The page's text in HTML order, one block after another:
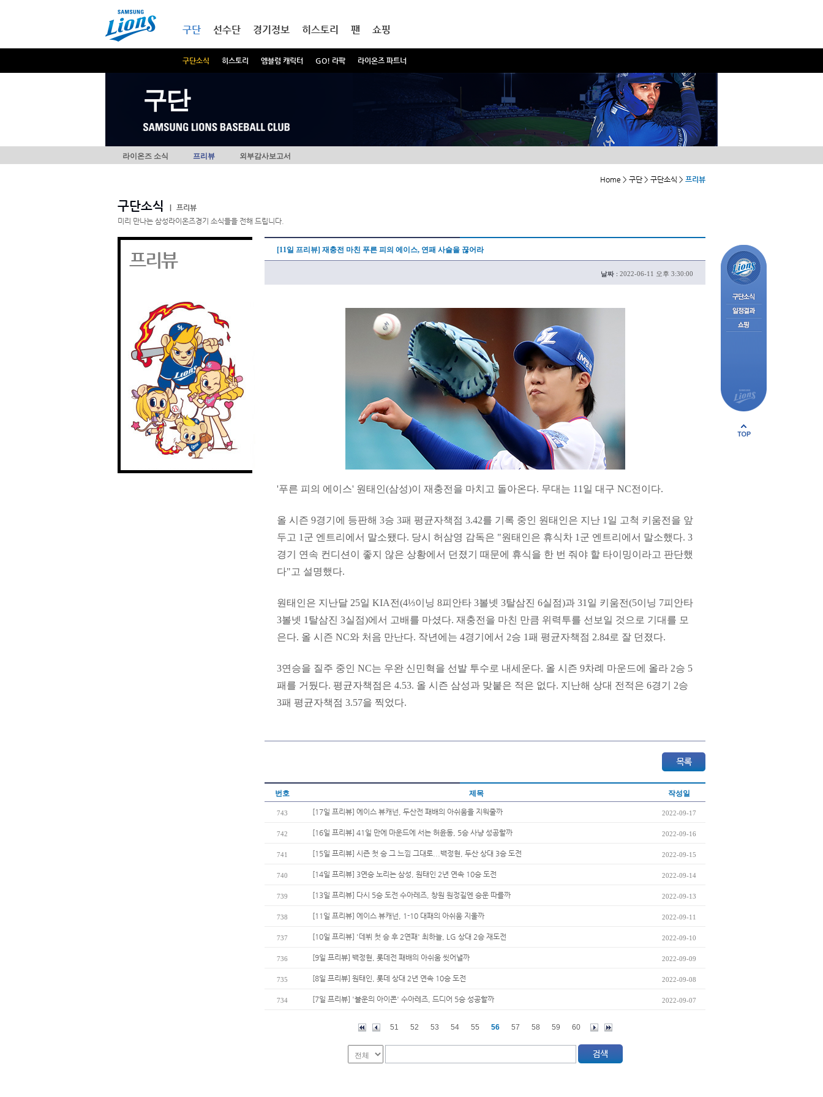
구단
구단소식 히스토리 엠블럼 캐릭터 GO! 라팍 라이온즈 파트너
선수단 경기정보 히스토리 팬 쇼핑
구단
라이온즈 소식 프리뷰 외부감사보고서
Home > 구단 > 구단소식 > 프리뷰
구단소식
프리뷰
미리 만나는 삼성라이온즈경기 소식들을 전해 드립니다.
프리뷰 [11일 프리뷰] 재충전 마친 푸른 피의 에이스, 연패 사슬을 끊어라
날짜 : 2022-06-11 오후 3:30:00
'푸른 피의 에이스' 원태인(삼성)이 재충전을 마치고 돌아온다. 무대는 11일 대구 NC전이다.
올 시즌 9경기에 등판해 3승 3패 평균자책점 3.42를 기록 중인 원태인은 지난 1일 고척 키움전을 앞
두고 1군 엔트리에서 말소됐다. 당시 허삼영 감독은 "원태인은 휴식차 1군 엔트리에서 말소했다. 3
경기 연속 컨디션이 좋지 않은 상황에서 던졌기 때문에 휴식을 한 번 줘야 할 타이밍이라고 판단했
다"고 설명했다.
원태인은 지난달 25일 KIA전(4⅓이닝 8피안타 3볼넷 3탈삼진 6실점)과 31일 키움전(5이닝 7피안타
3볼넷 1탈삼진 3실점)에서 고배를 마셨다. 재충전을 마친 만큼 위력투를 선보일 것으로 기대를 모
은다. 올 시즌 NC와 처음 만난다. 작년에는 4경기에서 2승 1패 평균자책점 2.84로 잘 던졌다.
3연승을 질주 중인 NC는 우완 신민혁을 선발 투수로 내세운다. 올 시즌 9차례 마운드에 올라 2승 5
패를 거뒀다. 평균자책점은 4.53. 올 시즌 삼성과 맞붙은 적은 없다. 지난해 상대 전적은 6경기 2승
3패 평균자책점 3.57을 찍었다.
번호 제목 작성일
743 [17일 프리뷰] 에이스 뷰캐넌, 두산전 패배의 아쉬움을 지워줄까 2022-09-17
742 [16일 프리뷰] 41일 만에 마운드에 서는 허윤동, 5승 사냥 성공할까 2022-09-16
741 [15일 프리뷰] 시즌 첫 승 그 느낌 그대로...백정현, 두산 상대 3승 도전 2022-09-15
740 [14일 프리뷰] 3연승 노리는 삼성, 원태인 2년 연속 10승 도전 2022-09-14
739 [13일 프리뷰] 다시 5승 도전 수아레즈, 창원 원정길엔 승운 따를까 2022-09-13
738 [11일 프리뷰] 에이스 뷰캐넌, 1-10 대패의 아쉬움 지울까 2022-09-11
737 [10일 프리뷰] '데뷔 첫 승 후 2연패' 최하늘, LG 상대 2승 재도전 2022-09-10
736 [9일 프리뷰] 백정현, 롯데전 패배의 아쉬움 씻어낼까 2022-09-09
735 [8일 프리뷰] 원태인, 롯데 상대 2년 연속 10승 도전 2022-09-08
734 [7일 프리뷰] '불운의 아이콘' 수아레즈, 드디어 5승 성공할까 2022-09-07
51 52 53 54 55 56 57 58 59 60